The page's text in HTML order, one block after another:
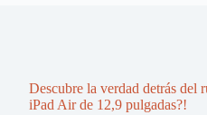
Descubre la verdad detrás del
iPad Air de 12,9 pulgadas?!